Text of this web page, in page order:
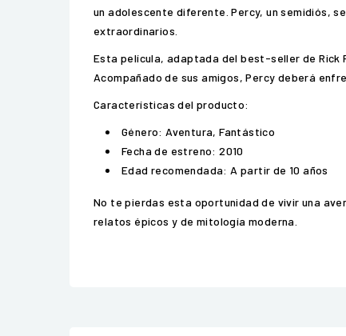
un adolescente diferente. Percy, un semidiós,
extraordinarios.
Esta película, adaptada del best-seller de Rick
Acompañado de sus amigos, Percy deberá
Características del producto:
Género: Aventura, Fantástico
Fecha de estreno: 2010
Edad recomendada: A partir de 10 años
No te pierdas esta oportunidad de vivir una
relatos épicos y de mitología moderna.